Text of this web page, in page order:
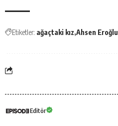
Etiketler: ağaçtaki kız Ahsen Eroğlu
Editör